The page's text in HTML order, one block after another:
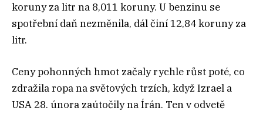
koruny za litr na 8,011 koruny. U benzinu se
spotřební daň nezměnila, dál činí 12,84 koruny za
litr.
Ceny pohonných hmot začaly rychle růst poté, co
zdražila ropa na světových trzích, když Izrael a
USA 28. února zaútočily na Írán. Ten v odvetě